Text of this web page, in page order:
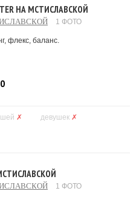
НА МСТИСЛАВСКОЙ
1 ФОТО
флекс, баланс.
✗ девушек ✗
1 ФОТО